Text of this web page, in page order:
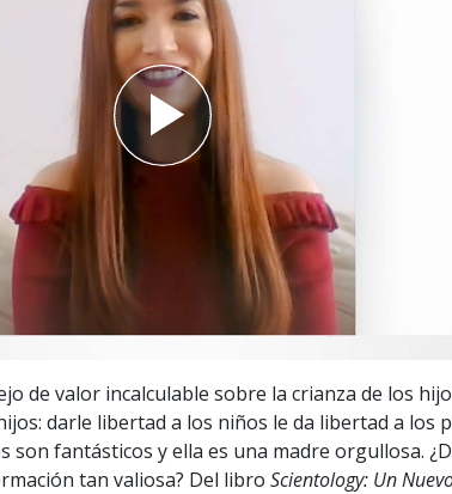
de valor incalculable sobre la crianza de los
darle libertad a los niños le da libertad a los
son fantásticos y ella es una madre orgullosa.
tan valiosa? Del libro Scientology: Un